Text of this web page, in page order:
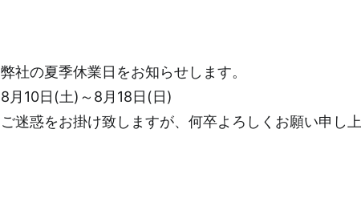
弊社の夏季休業日をお知らせします。
8月10日(土)～8月18日(日)
ご迷惑をお掛け致しますが、何卒よろしくお願い申し上